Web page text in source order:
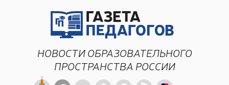
НОВОСТИ ОБРАЗОВАТЕЛЬНОГО
ПРОСТРАНСТВА РОССИИ